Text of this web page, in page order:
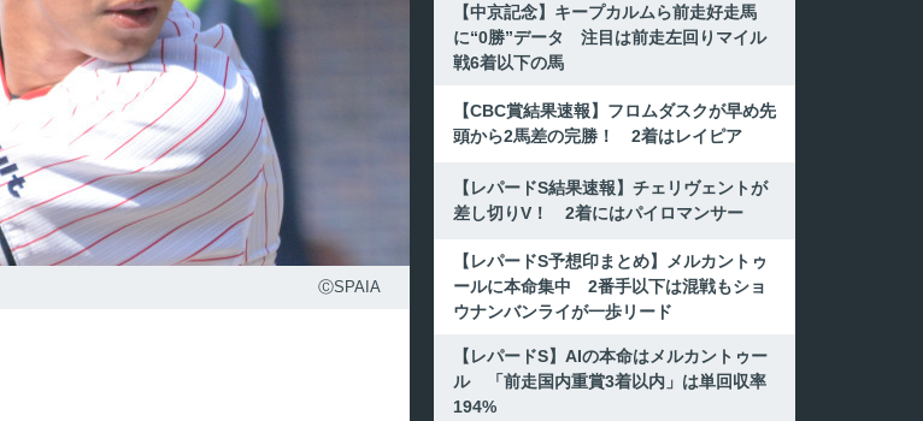
ⒸSPAIA
【中京記念】キープカルムら前走好走馬
に“0勝”データ 注目は前走左回りマイル
戦6着以下の馬
【CBC賞結果速報】フロムダスクが早め先
頭から2馬差の完勝！ 2着はレイピア
【レパードS結果速報】チェリヴェントが
差し切りV！ 2着にはパイロマンサー
【レパードS予想印まとめ】メルカントゥ
ールに本命集中 2番手以下は混戦もショ
ウナンバンライが一歩リード
【レパードS】AIの本命はメルカントゥー
ル 「前走国内重賞3着以内」は単回収率
194%